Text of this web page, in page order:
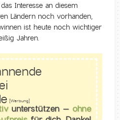
Interesse an diesem
Ländern noch vorhanden,
ist heute noch wichtiger
Jahren.
[Werbung]
unterstützen – ohne